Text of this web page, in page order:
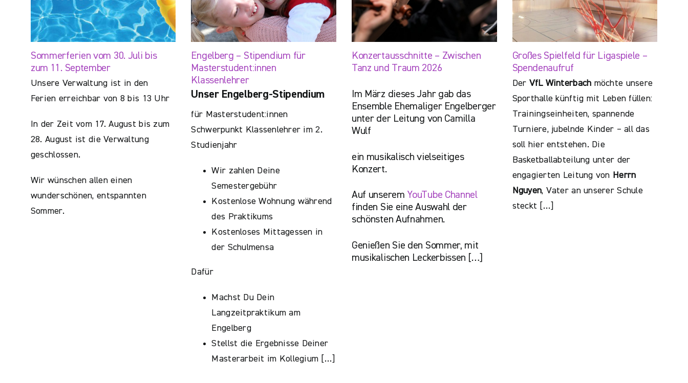
Sommerferien vom 30. Juli bis
zum 11. September
Unsere Verwaltung ist in den
Ferien erreichbar von 8 bis 13 Uhr
In der Zeit vom 17. August bis zum
28. August ist die Verwaltung
geschlossen.
Wir wünschen allen einen
wunderschönen, entspannten
Sommer.
Engelberg – Stipendium für
Masterstudent:innen
Klassenlehrer
Unser Engelberg-Stipendium
für Masterstudent:innen
Schwerpunkt Klassenlehrer im 2.
Studienjahr
Wir zahlen Deine
Semestergebühr
Kostenlose Wohnung während
des Praktikums
Kostenloses Mittagessen in
der Schulmensa
Dafür
Machst Du Dein
Langzeitpraktikum am
Engelberg
Stellst die Ergebnisse Deiner
Masterarbeit im Kollegium […]
Konzertausschnitte – Zwischen
Tanz und Traum 2026
Im März dieses Jahr gab das
Ensemble Ehemaliger Engelberger
unter der Leitung von Camilla
Wulf
ein musikalisch vielseitiges
Konzert.
Auf unserem YouTube Channel
finden Sie eine Auswahl der
schönsten Aufnahmen.
Genießen Sie den Sommer, mit
musikalischen Leckerbissen […]
Großes Spielfeld für Ligaspiele –
Spendenaufruf
Der VfL Winterbach möchte unsere
Sporthalle künftig mit Leben füllen:
Trainingseinheiten, spannende
Turniere, jubelnde Kinder – all das
soll hier entstehen. Die
Basketballabteilung unter der
engagierten Leitung von Herrn
Nguyen, Vater an unserer Schule
steckt […]